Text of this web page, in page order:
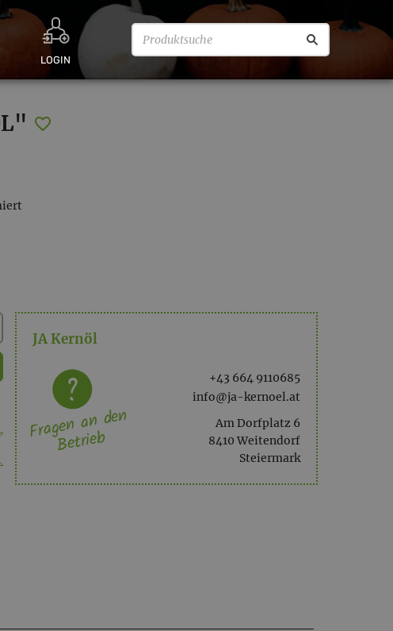
LOGIN
JA Kernöl
+43 664 9110685
info@ja-kernoel.at
Am Dorfplatz 6
8410 Weitendorf
Steiermark
Fragen an den
Betrieb